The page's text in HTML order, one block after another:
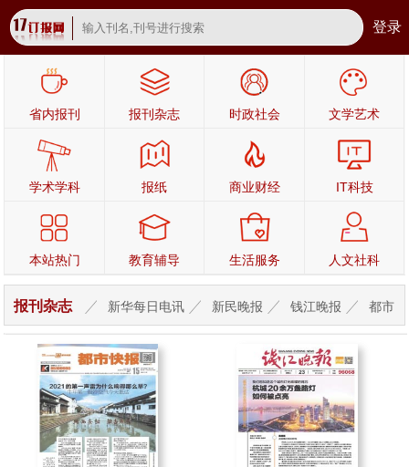
登录
省内报刊 报刊杂志 时政社会 文学艺术
学术学科 报纸 商业财经 IT科技
本站热门 教育辅导 生活服务 人文社科
报刊杂志 新华每日电讯 新民晚报 钱江晚报 都市
快报 北京青年报 姑苏晚报 杭州日报 宁波晚报